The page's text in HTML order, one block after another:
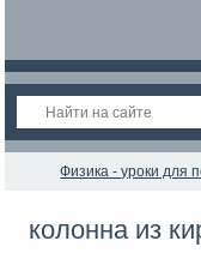
Физика - уроки для
колонна из